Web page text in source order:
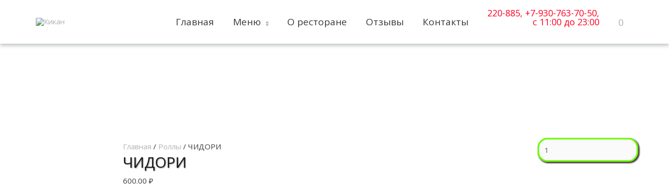
Главная Меню О ресторане Отзывы Контакты
220-885, +7-930-763-70-50,
с 11:00 до 23:00 0
Главная / Роллы / ЧИДОРИ
ЧИДОРИ
600.00₽
Количество
СЯКЭ
Количество
АКИНАВА
Количество
УНАГИ
Количество
АКАИ
Количество
СЯКЭ